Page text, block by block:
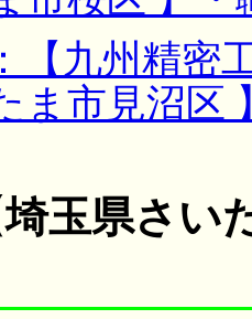
【九州精密
ま市見沼区
玉県さい